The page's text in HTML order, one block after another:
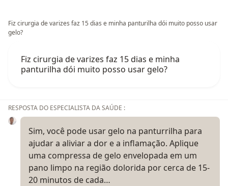
Fiz cirurgia de varizes faz 15 dias e minha panturilha dói muito posso usar
gelo?
Fiz cirurgia de varizes faz 15 dias e minha
panturilha dói muito posso usar gelo?
RESPOSTA DO ESPECIALISTA DA SAÚDE :
Sim, você pode usar gelo na panturrilha para
ajudar a aliviar a dor e a inflamação. Aplique
uma compressa de gelo envelopada em um
pano limpo na região dolorida por cerca de 15-
20 minutos de cada…